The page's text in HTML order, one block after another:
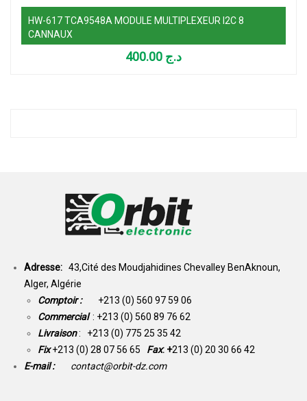
HW-617 TCA9548A MODULE MULTIPLEXEUR I2C 8
CANNAUX
د.ج
Adresse: 43,Cité des Moudjahidines Chevalley BenAknoun,
Alger, Algérie
Comptoir : +213 (0) 560 97 59 06
Commercial : +213 (0) 560 89 76 62
Livraison: +213 (0) 775 25 35 42
Fix +213 (0) 28 07 56 65 Fax: +213 (0) 20 30 66 42
E-mail :
contact@orbit-dz.com